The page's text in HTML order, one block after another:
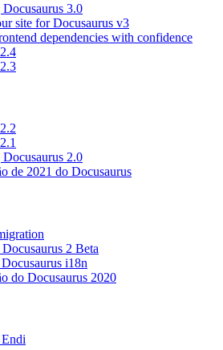
3.0
site for Docusaurus v3
dependencies with confidence
2.0
de 2021 do Docusaurus
2 Beta
i18n
do Docusaurus 2020